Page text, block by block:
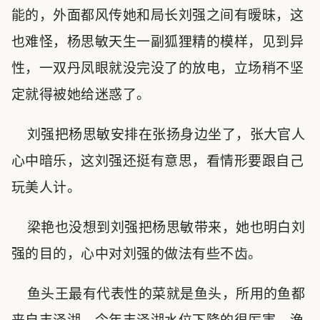
能的，外面都风传她和局长刘强之间有暧昧，这
也难怪，杨思敏天生一副狐狸精的模样，见到异
性，一双丹凤眼就没完没了的放电，立场稍不坚
定就得被她给迷惑了。
刘强把杨思敏安排在张扬身边坐了，张大官人
心中暗乐，这刘强还挺有意思，看情形要跟自己
玩美人计。
梁艳也没想到刘强把杨思敏带来，她也明白刘
强的目的，心中对刘强的做法有些不齿。
鱼头王最有代表性的菜就是鱼头，所用的鱼都